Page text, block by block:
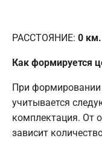
РАССТОЯНИЕ: 0 км.
Как формируется
При формировании
учитывается
комплектация. От
зависит